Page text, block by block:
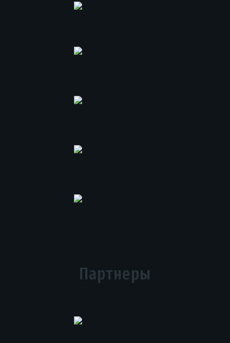
Партнеры